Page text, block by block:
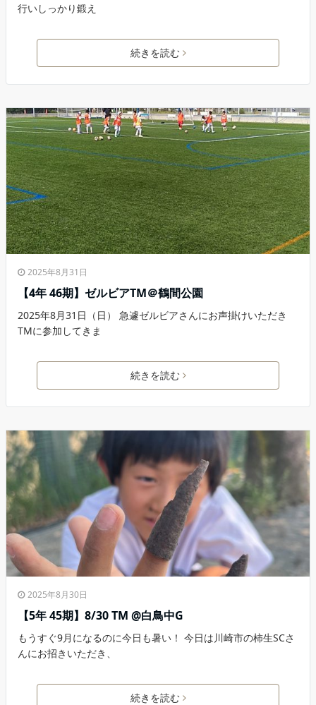
行いしっかり鍛え
続きを読む
2025年8月31日
【4年 46期】ゼルビアTM＠鶴間公園
2025年8月31日（日） 急遽ゼルビアさんにお声掛けいただき
TMに参加してきま
続きを読む
2025年8月30日
【5年 45期】8/30 TM @白鳥中G
もうすぐ9月になるのに今日も暑い！ 今日は川崎市の柿生SCさ
んにお招きいただき、
続きを読む